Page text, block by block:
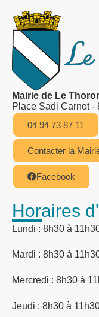
Mairie de Le
Place Sadi Carnot -
04 94 73 87 11
Contacter la
Facebook
Horaires
Lundi : 8h30 à
Mardi : 8h30 à
Mercredi : 8h30 à
Jeudi : 8h30 à